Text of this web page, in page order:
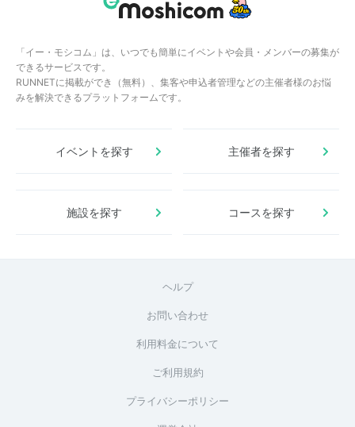
「イー・モシコム」は、いつでも簡単にイベントや会員・メンバーの募集が
できるサービスです。
RUNNETに掲載ができ（無料）、集客や申込者管理などの主催者様のお悩
みを解決できるプラットフォームです。
イベントを探す 主催者を探す
施設を探す コースを探す
ヘルプ
お問い合わせ
利用料金について
ご利用規約
プライバシーポリシー